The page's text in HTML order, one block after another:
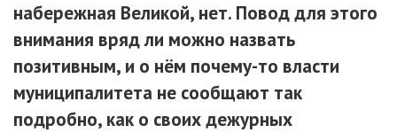
набережная Великой, нет. Повод для этого
внимания вряд ли можно назвать
позитивным, и о нём почему-то власти
муниципалитета не сообщают так
подробно, как о своих дежурных